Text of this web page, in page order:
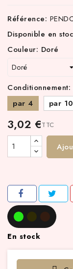
Référence:
Disponible en
Couleur: Doré
par 4
par 10
3,02 €TTC
En stock